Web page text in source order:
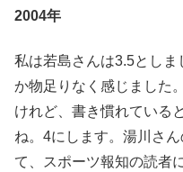
2004年
私は若島さんは3.5とし
か物足りなく感じました
けれど、書き慣れている
ね。4にします。湯川さ
て、スポーツ報知の読者